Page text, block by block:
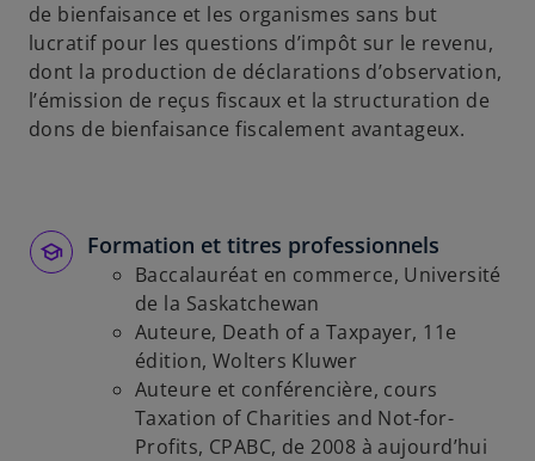
de bienfaisance et les organismes sans but
lucratif pour les questions d’impôt sur le revenu,
dont la production de déclarations d’observation,
l’émission de reçus fiscaux et la structuration de
dons de bienfaisance fiscalement avantageux.
Formation et titres professionnels
Baccalauréat en commerce, Université
de la Saskatchewan
Auteure, Death of a Taxpayer, 11e
édition, Wolters Kluwer
Auteure et conférencière, cours
Taxation of Charities and Not-for-
Profits, CPABC, de 2008 à aujourd’hui